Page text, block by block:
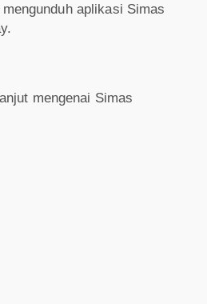
aplikasi Simas
mengenai Simas